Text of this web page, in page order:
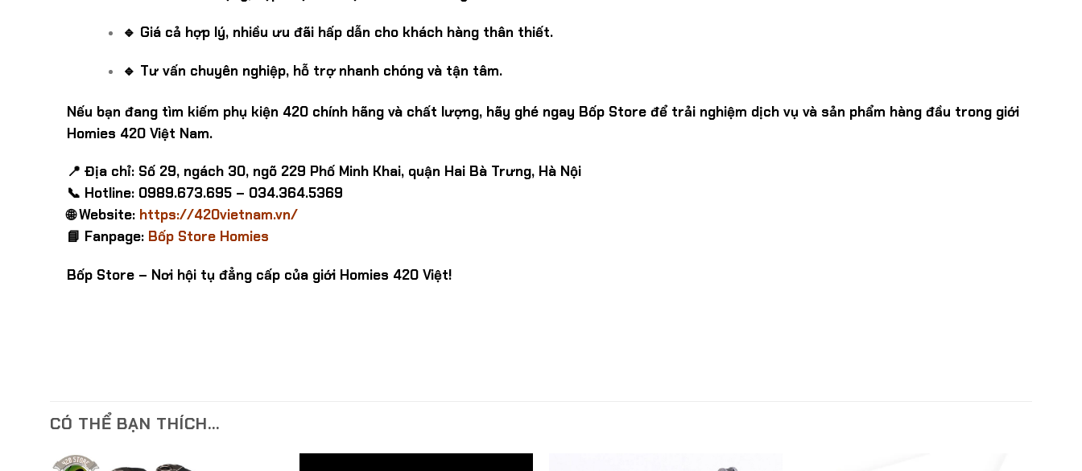
🔹 Giá cả hợp lý, nhiều ưu đãi hấp dẫn cho khách hàng thân thiết.
🔹 Tư vấn chuyên nghiệp, hỗ trợ nhanh chóng và tận tâm.
Nếu bạn đang tìm kiếm phụ kiện 420 chính hãng và chất lượng, hãy ghé ngay Bốp Store để trải nghiệm dịch vụ và sản phẩm hàng đầu trong giới
Homies 420 Việt Nam.
📍 Địa chỉ: Số 29, ngách 30, ngõ 229 Phố Minh Khai, quận Hai Bà Trưng, Hà Nội
📞 Hotline: 0989.673.695 – 034.364.5369
🌐 Website: https://420vietnam.vn/
📘 Fanpage: Bốp Store Homies
Bốp Store – Nơi hội tụ đẳng cấp của giới Homies 420 Việt!
CÓ THỂ BẠN THÍCH…